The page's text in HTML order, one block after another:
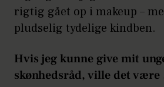
rigtig gået op i makeup –
pludselig tydelige kindben.
Hvis jeg kunne give mit
skønhedsråd, ville det